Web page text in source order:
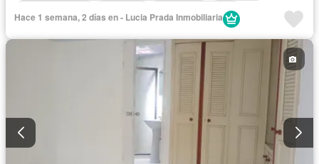
Vista panorámica
Hace 1 semana, 2 días en - Lucia Prada Inmobiliaria